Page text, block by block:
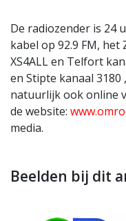
De radiozender is 24
kabel op 92.9 FM,
XS4ALL en Telfort
en Stipte kanaal 3180
natuurlijk ook online
de website:
media.
Beelden bij dit